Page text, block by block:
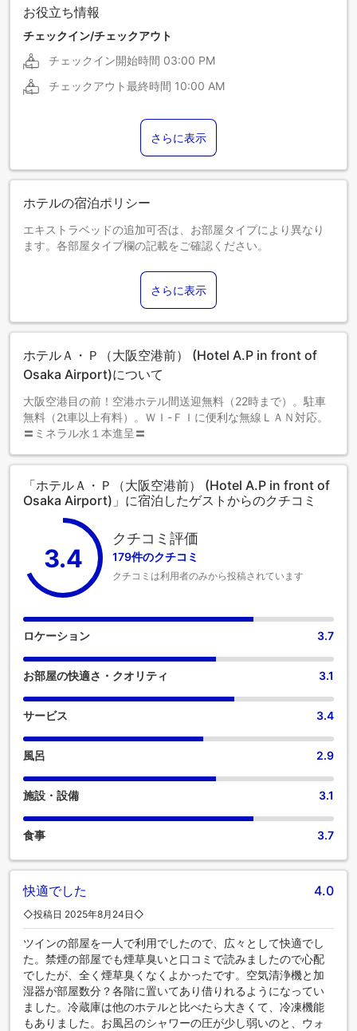
お役立ち情報
チェックイン/チェックアウト
チェックイン開始時間 03:00 PM
チェックアウト最終時間 10:00 AM
さらに表示
ホテルの宿泊ポリシー
エキストラベッドの追加可否は、お部屋タイプにより異なり
ます。各部屋タイプ欄の記載をご確認ください。
さらに表示
ホテルＡ・Ｐ（大阪空港前） (Hotel A.P in front of
Osaka Airport)について
大阪空港目の前！空港ホテル間送迎無料（22時まで）。駐車
無料（2t車以上有料）。ＷＩ-ＦＩに便利な無線ＬＡＮ対応。
〓ミネラル水１本進呈〓
「ホテルＡ・Ｐ（大阪空港前） (Hotel A.P in front of
Osaka Airport)」に宿泊したゲストからのクチコミ
3.4
クチコミ評価
179件のクチコミ
クチコミは利用者のみから投稿されています
ロケーション 3.7
お部屋の快適さ・クオリティ 3.1
サービス 3.4
風呂 2.9
施設・設備 3.1
食事 3.7
快適でした 4.0
◇投稿日 2025年8月24日◇
ツインの部屋を一人で利用でしたので、広々として快適でし
た。禁煙の部屋でも煙草臭いと口コミで読みましたので心配
でしたが、全く煙草臭くなくよかったです。空気清浄機と加
湿器が部屋数分？各階に置いてあり借りれるようになってい
ました。冷蔵庫は他のホテルと比べたら大きくて、冷凍機能
もありました。お風呂のシャワーの圧が少し弱いのと、ウォ